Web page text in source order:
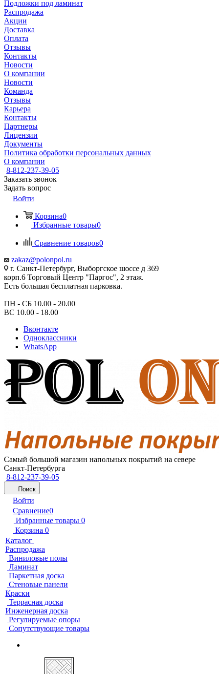
Подложки под ламинат
Распродажа
Акции
Доставка
Оплата
Отзывы
Контакты
Новости
О компании
Новости
Команда
Отзывы
Карьера
Контакты
Партнеры
Лицензии
Документы
Политика обработки персональных данных
О компании
8-812-237-39-05
Заказать звонок
Задать вопрос
Войти
Корзина0
Избранные товары0
Сравнение товаров0
zakaz@polonpol.ru
г. Санкт-Петербург, Выборгское шоссе д 369
корп.6 Торговый Центр "Паргос", 2 этаж.
Есть большая бесплатная парковка.
ПН - СБ 10.00 - 20.00
ВС 10.00 - 18.00
Вконтакте
Одноклассники
WhatsApp
Самый большой магазин напольных покрытий на севере
Санкт-Петербурга
8-812-237-39-05
Поиск
Войти
Сравнение0
Избранные товары 0
Корзина 0
Каталог
Распродажа
Виниловые полы
Ламинат
Паркетная доска
Стеновые панели
Краски
Террасная доска
Инженерная доска
Регулируемые опоры
Сопутствующие товары